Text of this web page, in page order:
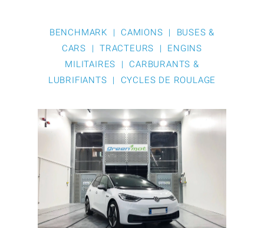
BENCHMARK | CAMIONS | BUSES &
CARS | TRACTEURS | ENGINS
MILITAIRES | CARBURANTS &
LUBRIFIANTS | CYCLES DE ROULAGE